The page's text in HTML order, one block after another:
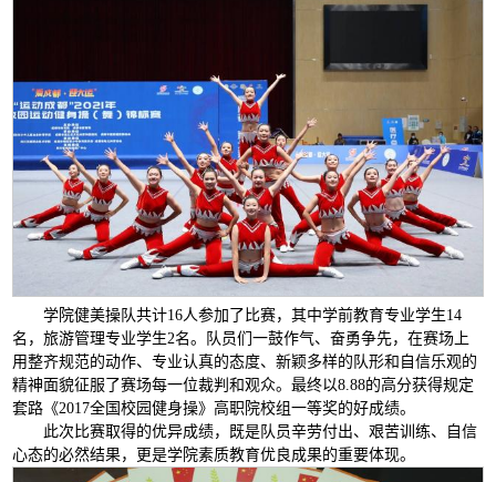
学院健美操队共计16人参加了比赛，其中学前教育专业学生14
名，旅游管理专业学生2名。队员们一鼓作气、奋勇争先，在赛场上
用整齐规范的动作、专业认真的态度、新颖多样的队形和自信乐观的
精神面貌征服了赛场每一位裁判和观众。最终以8.88的高分获得规定
套路《2017全国校园健身操》高职院校组一等奖的好成绩。
此次比赛取得的优异成绩，既是队员辛劳付出、艰苦训练、自信
心态的必然结果，更是学院素质教育优良成果的重要体现。